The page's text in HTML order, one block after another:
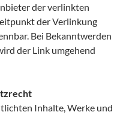
der verlinkten
der Verlinkung
Bei Bekanntwerden
der Link umgehend
Inhalte, Werke und